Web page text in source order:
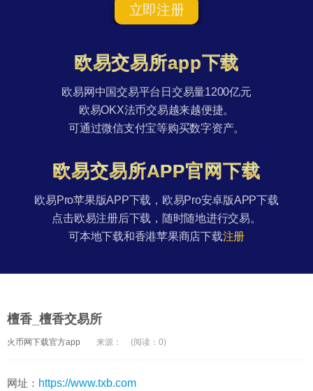
立即注册
欧易交易所app下载
欧易网中国交易平台日交易量1200亿元
欧易OKX法币交易越来越便捷。
可通过微信支付宝等购买数字资产。
欧易交易所APP官网下载
欧易Pro苹果版APP下载，欧易Pro安卓版APP下载
点击欧易注册后下载，随时随地进行交易。
可本地下载和香港苹果商店下载注册
檀香_檀香交易所
火币网下载官方app 来源： (阅读：0)
网址： https://www.txb.com